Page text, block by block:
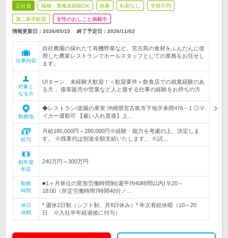
正社員 職種・業種未経験OK 急募 転勤なし 学歴不問
第二新卒歓迎 女性のおしごと掲載中
情報更新日：2026/05/15 終了予定日： 2026/11/02
仕事内容
自社農園の採れたて有機野菜など、宮古島の食材をふんだんに使
用した農家レストランでホールスタッフとしての業務をお任せし
ます。
対象と
なる方
UIターン、未経験大歓迎！＜歓迎要件＞飲食店での就業経験のあ
る方 、接客販売や営業など人と接する仕事の経験をお持ちの方
勤務地
◆レストラン/楽園の果実 沖縄県宮古島市下地字来間476－1 ◎マ
イカー通勤可 【雇い入れ直後】上…
給与
月給180,000円～280,000円※経験・能力を考慮の上、決定しま
す。 ※残業代は別途全額支給いたします。 ※試…
初年度
年収
240万円～300万円
勤務
時間
■1ヶ月単位の変形労働時間制(週平均40時間以内) 9:20～
18:00（所定労働時間7時間40分／…
休日
休暇
* 週休2日制（シフト制、月8日休み）* 年次有給休暇（10～20
日 ※入社半年経過後に付与）